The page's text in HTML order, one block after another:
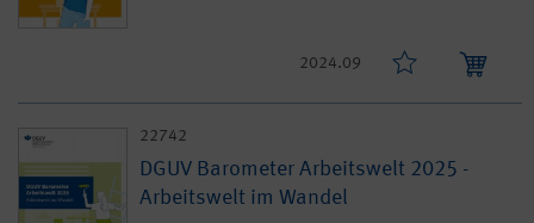
2024.09
22742
DGUV Barometer Arbeitswelt 2025 -
Arbeitswelt im Wandel